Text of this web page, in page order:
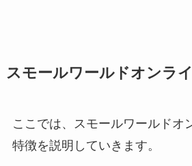
スモールワールドオンラ
ここでは、スモールワールドオ
特徴を説明していきます。